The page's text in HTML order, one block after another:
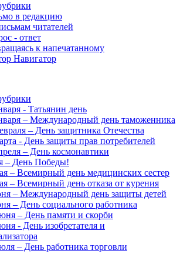
в редакцию
читателей
- ответ
к напечатанному
Навигатор
- Татьянин день
– Международный день таможенника
– День защитника Отечества
- День защиты прав потребителей
– День космонавтики
– День Победы!
– Всемирный день медицинских сестер
– Всемирный день отказа от курения
– Международный день защиты детей
– День социального работника
– День памяти и скорби
- День изобретателя и
– День работника торговли